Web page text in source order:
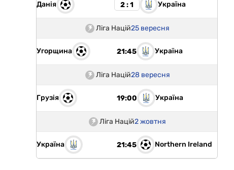
Данія 2 : 1 Україна
Ліга Націй25 вересня
Угорщина 21:45 Україна
Ліга Націй28 вересня
Грузія 19:00 Україна
Ліга Націй2 жовтня
Україна 21:45 Northern Ireland